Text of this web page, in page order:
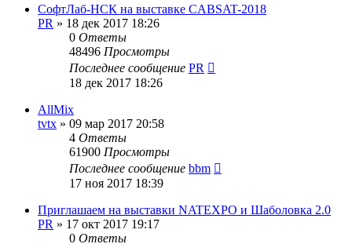
СофтЛаб-НСК на выставке CABSAT-2018
PR » 18 дек 2017 18:26
0 Ответы
48496 Просмотры
Последнее сообщение PR
18 дек 2017 18:26
AllMix
tvtx » 09 мар 2017 20:58
4 Ответы
61900 Просмотры
Последнее сообщение bbm
17 ноя 2017 18:39
Приглашаем на выставки NATEXPO и Шаболовка 2.0
PR » 17 окт 2017 19:17
0 Ответы